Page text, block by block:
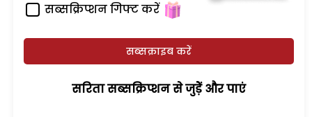
सब्सक्रिप्शन गिफ्ट करें
सब्सक्राइब करें
सरिता सब्सक्रिप्शन से जुड़ेें और पाएं